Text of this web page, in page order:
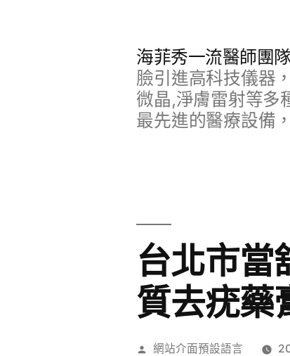
海菲秀一流醫師團
臉引進高科技儀器
微晶,淨膚雷射等多
最先進的醫療設備
台北市當
質去疣藥
作
網站介面預設語言